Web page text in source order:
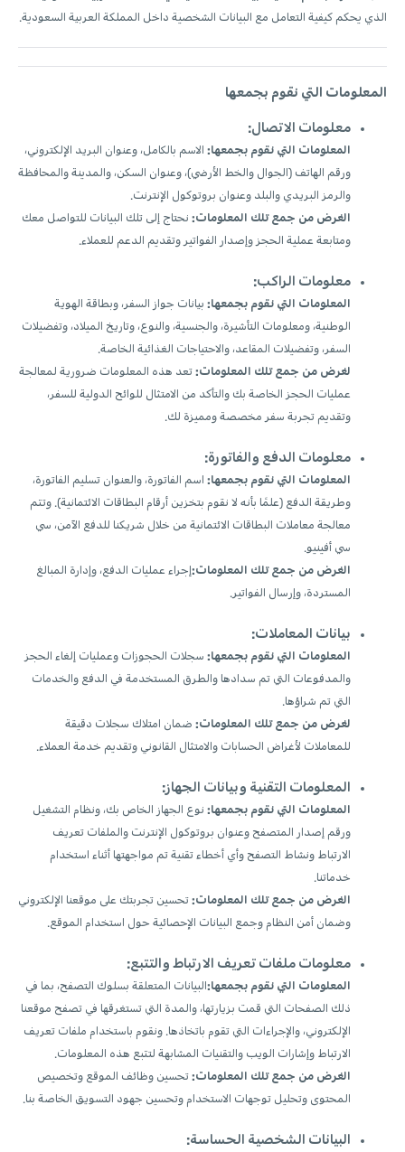
الذي يحكم كيفية التعامل مع البيانات الشخصية داخل المملكة العربية السعودية.
المعلومات التي نقوم بجمعها
معلومات الاتصال:
المعلومات التي نقوم بجمعها: الاسم بالكامل، وعنوان البريد الإلكتروني،
ورقم الهاتف (الجوال والخط الأرضي)، وعنوان السكن، والمدينة والمحافظة
والرمز البريدي والبلد وعنوان بروتوكول الإنترنت.
الغرض من جمع تلك المعلومات: نحتاج إلى تلك البيانات للتواصل معك
ومتابعة عملية الحجز وإصدار الفواتير وتقديم الدعم للعملاء.
معلومات الراكب:
المعلومات التي نقوم بجمعها: بيانات جواز السفر، وبطاقة الهوية
الوطنية، ومعلومات التأشيرة، والجنسية، والنوع، وتاريخ الميلاد، وتفضيلات
السفر، وتفضيلات المقاعد، والاحتياجات الغذائية الخاصة.
لغرض من جمع تلك المعلومات: تعد هذه المعلومات ضرورية لمعالجة
عمليات الحجز الخاصة بك والتأكد من الامتثال للوائح الدولية للسفر،
وتقديم تجربة سفر مخصصة ومميزة لك.
معلومات الدفع والفاتورة:
المعلومات التي نقوم بجمعها: اسم الفاتورة، والعنوان تسليم الفاتورة،
وطريقة الدفع (علمًا بأنه لا نقوم بتخزين أرقام البطاقات الائتمانية). وتتم
معالجة معاملات البطاقات الائتمانية من خلال شريكنا للدفع الآمن، سي
سي أفينيو.
الغرض من جمع تلك المعلومات:إجراء عمليات الدفع، وإدارة المبالغ
المستردة، وإرسال الفواتير.
بيانات المعاملات:
المعلومات التي نقوم بجمعها: سجلات الحجوزات وعمليات إلغاء الحجز
والمدفوعات التي تم سدادها والطرق المستخدمة في الدفع والخدمات
التي تم شراؤها.
لغرض من جمع تلك المعلومات: ضمان امتلاك سجلات دقيقة
للمعاملات لأغراض الحسابات والامتثال القانوني وتقديم خدمة العملاء.
المعلومات التقنية وبيانات الجهاز:
المعلومات التي نقوم بجمعها: نوع الجهاز الخاص بك، ونظام التشغيل
ورقم إصدار المتصفح وعنوان بروتوكول الإنترنت والملفات تعريف
الارتباط ونشاط التصفح وأي أخطاء تقنية تم مواجهتها أثناء استخدام
خدماتنا.
الغرض من جمع تلك المعلومات: تحسين تجربتك على موقعنا الإلكتروني
وضمان أمن النظام وجمع البيانات الإحصائية حول استخدام الموقع.
معلومات ملفات تعريف الارتباط والتتبع:
المعلومات التي نقوم بجمعها:البيانات المتعلقة بسلوك التصفح، بما في
ذلك الصفحات التي قمت بزيارتها، والمدة التي تستغرقها في تصفح موقعنا
الإلكتروني، والإجراءات التي تقوم باتخاذها. ونقوم باستخدام ملفات تعريف
الارتباط وإشارات الويب والتقنيات المشابهة لتتبع هذه المعلومات.
الغرض من جمع تلك المعلومات: تحسين وظائف الموقع وتخصيص
المحتوى وتحليل توجهات الاستخدام وتحسين جهود التسويق الخاصة بنا.
البيانات الشخصية الحساسة: